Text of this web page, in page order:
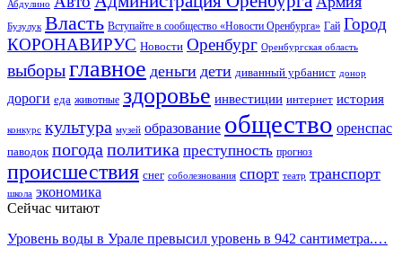
Абдулино
Бузулук Власть Вступайте в сообщество «Новости Оренбурга» Гай Город
КОРОНАВИРУС Новости Оренбург Оренбургская область
выборыглавное деньги дети диванный урбанист донор
дороги еда животные здоровье инвестиции интернет история
конкурс культура музей образование общество оренспас
паводок погода политика преступность прогноз
происшествия снег соболезнования спорт театр транспорт
школа экономика
Сейчас читают
Уровень воды в Урале превысил уровень в 942 сантиметра.…